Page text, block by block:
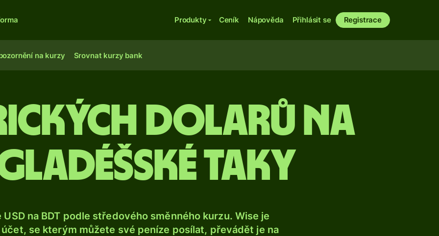
Produkty Ceník Nápověda Přihlásit se Registrace
na kurzy Srovnat kurzy bank
dolarů na
taky
na BDT podle středového směnného kurzu. Wise je
se kterým můžete své peníze posílat, převádět je na